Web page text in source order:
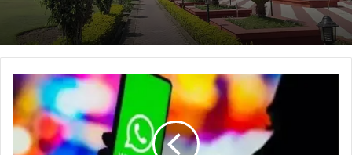
चुपके
से
WhatsApp
सुन